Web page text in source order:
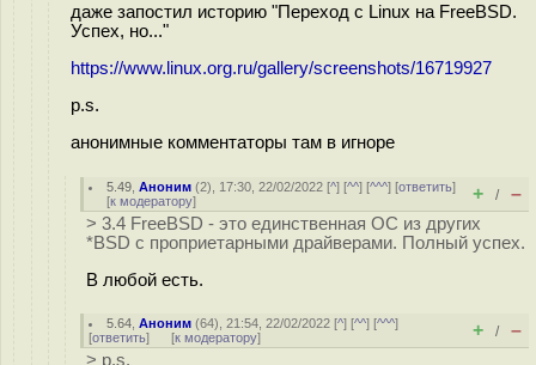
даже запостил историю "Переход с Linux на FreeBSD.
Успех, но..."
https://www.linux.org.ru/gallery/screenshots/16719927
p.s.
анонимные комментаторы там в игноре
5.49 ,Аноним (2), 17:30, 22/02/2022 [^] [^^] [^^^] [ответить]
[к модератору] + / –
> 3.4 FreeBSD - это единственная ОС из других
*BSD с проприетарными драйверами. Полный успех.
В любой есть.
5.64 ,Аноним (64), 21:54, 22/02/2022 [^] [^^] [^^^]
[ответить] [к модератору] + / –
> p.s.